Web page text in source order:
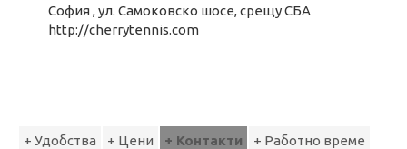
София , ул. Самоковско шосе, срещу СБА
http://cherrytennis.com
+ Удобства + Цени + Контакти
+ Работно време